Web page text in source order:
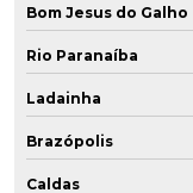
Bom Jesus do Galho
Rio Paranaíba
Ladainha
Brazópolis
Caldas